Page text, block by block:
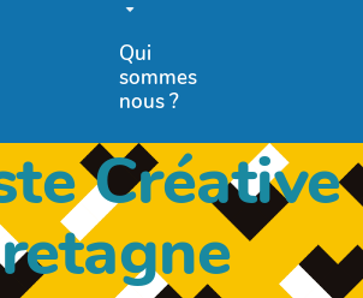
Qui
sommes
nous ?
Créative